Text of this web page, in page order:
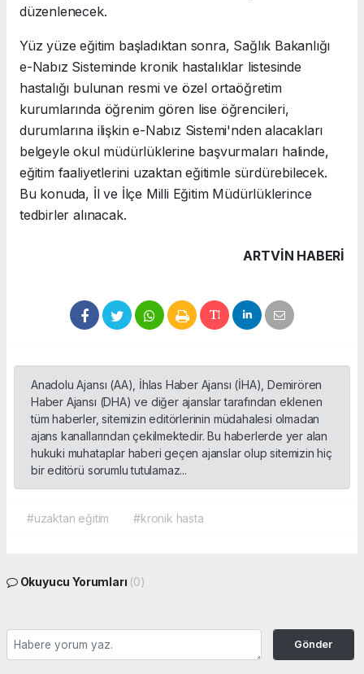
düzenlenecek.
Yüz yüze eğitim başladıktan sonra, Sağlık Bakanlığı
e-Nabız Sisteminde kronik hastalıklar listesinde
hastalığı bulunan resmi ve özel ortaöğretim
kurumlarında öğrenim gören lise öğrencileri,
durumlarına ilişkin e-Nabız Sistemi'nden alacakları
belgeyle okul müdürlüklerine başvurmaları halinde,
eğitim faaliyetlerini uzaktan eğitimle sürdürebilecek.
Bu konuda, İl ve İlçe Milli Eğitim Müdürlüklerince
tedbirler alınacak.
ARTVIN HABERİ
Anadolu Ajansı (AA), İhlas Haber Ajansı (İHA), Demirören
Haber Ajansı (DHA) ve diğer ajanslar tarafından eklenen
tüm haberler, sitemizin editörlerinin müdahalesi olmadan
ajans kanallarından çekilmektedir. Bu haberlerde yer alan
hukuki muhataplar haberi geçen ajanslar olup sitemizin hiç
bir editörü sorumlu tutulamaz...
#uzaktan eğitim #kronik hasta
Okuyucu Yorumları (0)
Gönder